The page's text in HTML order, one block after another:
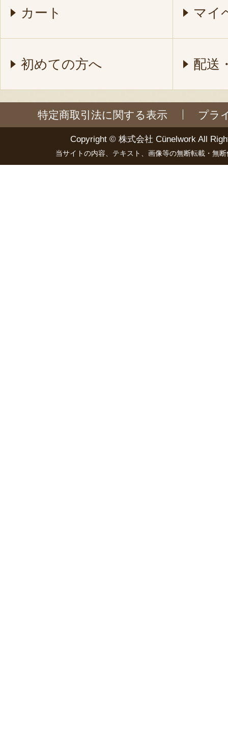
カート マイ
初めての方へ 配送
特定商取引法に関する表示 プラ
Copyright © 株式会社 Cünelwork All
当サイトの内容、テキスト、画像等の無断転載・無